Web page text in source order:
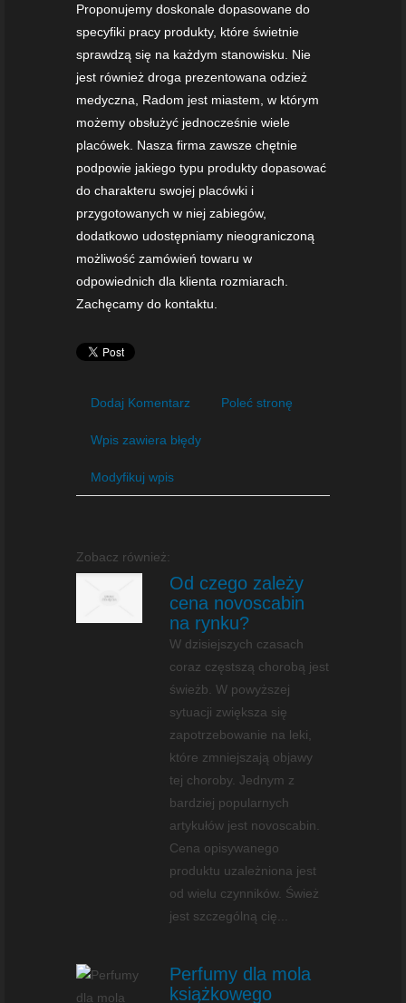
Proponujemy doskonale dopasowane do
specyfiki pracy produkty, które świetnie
sprawdzą się na każdym stanowisku. Nie
jest również droga prezentowana odzież
medyczna, Radom jest miastem, w którym
możemy obsłużyć jednocześnie wiele
placówek. Nasza firma zawsze chętnie
podpowie jakiego typu produkty dopasować
do charakteru swojej placówki i
przygotowanych w niej zabiegów,
dodatkowo udostępniamy nieograniczoną
możliwość zamówień towaru w
odpowiednich dla klienta rozmiarach.
Zachęcamy do kontaktu.
Dodaj Komentarz Poleć stronę
Wpis zawiera błędy
Modyfikuj wpis
Zobacz również:
Od czego zależy
cena novoscabin
na rynku?
W dzisiejszych czasach
coraz częstszą chorobą jest
świeżb. W powyższej
sytuacji zwiększa się
zapotrzebowanie na leki,
które zmniejszają objawy
tej choroby. Jednym z
bardziej popularnych
artykułów jest novoscabin.
Cena opisywanego
produktu uzależniona jest
od wielu czynników. Śwież
jest szczególną cię...
Perfumy dla mola
książkowego